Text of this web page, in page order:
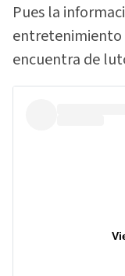
Pues la
entretenimiento
encuentra de